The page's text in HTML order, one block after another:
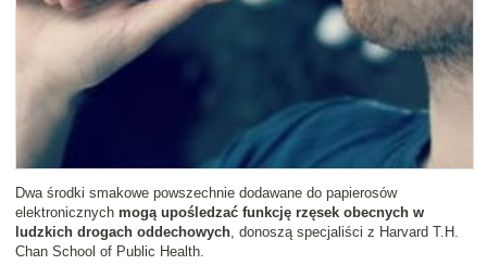
Dwa środki smakowe powszechnie dodawane do papierosów
elektronicznych mogą upośledzać funkcję rzęsek obecnych w
ludzkich drogach oddechowych, donoszą specjaliści z Harvard T.H.
Chan School of Public Health.